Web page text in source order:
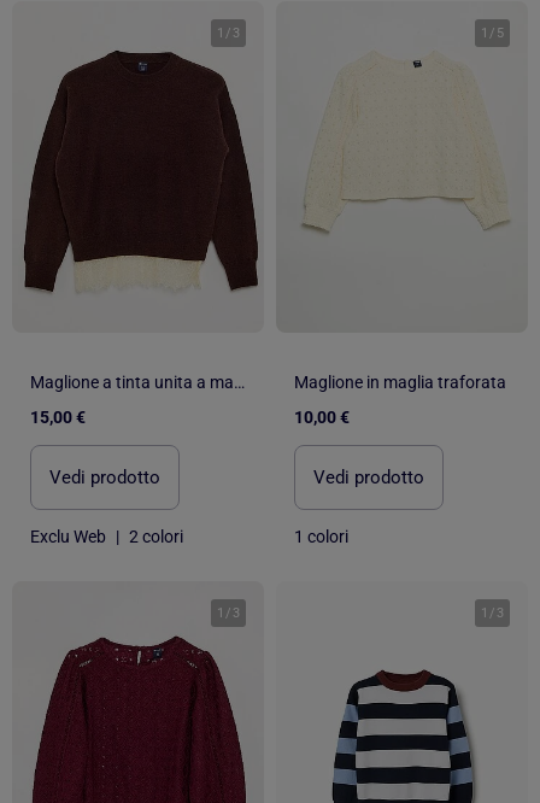
1 / 3
Maglione a tinta unita a maglia fine con bordo in pizzo
15,00 €
Vedi prodotto
Exclu Web | 2 colori
1 / 5
Maglione in maglia traforata
10,00 €
Vedi prodotto
1 colori
1 / 3 1 / 3